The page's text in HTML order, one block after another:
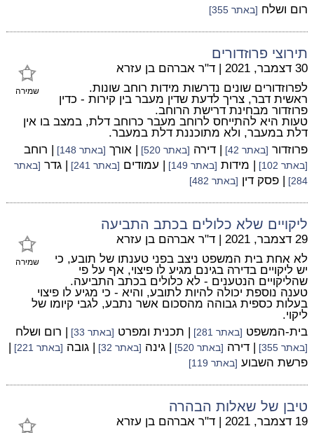
רום ושלח [באתר 355]
תירוצי פרוזדורים
שמירה
30 דצמבר, 2021 | ד"ר אברהם בן עזרא
לפרוזדורים שונים נדרשות מידות רוחב שונות.
ראשית דבר, צריך לדעת שדין מעבר בין קירות - כדין
פרוזדור מבחינת דרישת הרוחב.
טעות היא להתייחס לרוחב מעבר כרוחב דלת, במצב בו אין
דלת במעבר, ולא מתוכננת דלת במעבר.
פרוזדור [באתר 42] | דירה [באתר 520] | אורך [באתר 148] | רוחב
[באתר 102] | מידות [באתר 149] | עמודים [באתר 241] | גדר [באתר
284]
| פסק דין [באתר 482]
ליקויים שלא כלולים בכתב התביעה
שמירה
29 דצמבר, 2021 | ד"ר אברהם בן עזרא
לא אחת בית המשפט ניצב בפני טענתו של תובע, כי
יש ליקויים בדירה בגינם מגיע לו פיצוי, אף על פי
שהליקויים הנטענים - לא כלולים בכתב התביעה.
טענה נוספת יכולה להיות לתובע, והיא - כי מגיע לו פיצוי
בעלות כספית גבוהה מהסכום אשר נתבע, לגבי קיומו של
ליקוי.
בית-המשפט [באתר 281] | תכנית ומפרט [באתר 33] | רום ושלח
[באתר 355] | דירה [באתר 520] | גינה [באתר 32] | גובה [באתר 221]
|
פרשת השבוע [באתר 119]
טיבן של שאלות הבהרה
19 דצמבר, 2021 | ד"ר אברהם בן עזרא